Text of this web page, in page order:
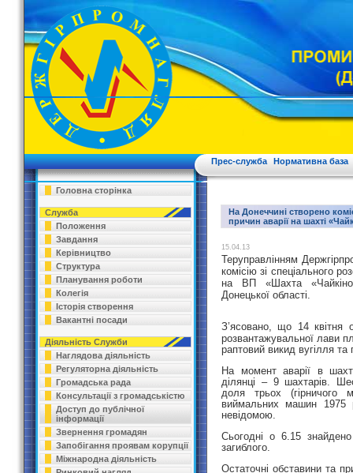
Прес-служба Нормативна база
Головна сторінка
Служба
Положення
Завдання
Керівництво
Структура
Планування роботи
Колегія
Історія створення
Вакантні посади
Діяльність Служби
Наглядова діяльність
Регуляторна діяльність
Громадська рада
Консультації з громадськістю
Доступ до публічної
інформації
Звернення громадян
Запобігання проявам корупції
Міжнародна діяльність
На Донеччині створено
причин аварії на шахті
15.04.13
Теруправлінням
комісію зі спеціального
на ВП «Шахта
Донецької області.
З’ясовано, що 14 квітня
розвантажувальної лави
раптовий викид вугілля та
На момент аварії в
ділянці – 9 шахтарів.
доля трьох (гірничого
виймальних машин 1975
невідомою.
Сьогодні о 6.15
загиблого.
Остаточні обставини та